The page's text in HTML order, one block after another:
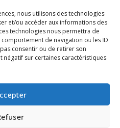
nous utilisons des technologies
et/ou accéder aux informations des
technologies nous permettra de
de navigation ou les ID
consentir ou de retirer son
négatif sur certaines caractéristiques